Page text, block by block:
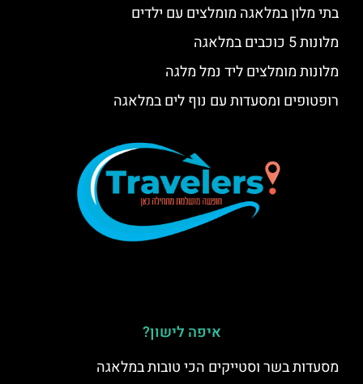
בתי מלון במלאגה מומלצים עם ילדים
מלונות 5 כוכבים במלאגה
מלונות מומלצים ליד נמל מלגה
רופטופים ומסעדות עם נוף לים במלאגה
איפה לישון?
מסעדות בשר וסטייקים הכי טובות במלאגה